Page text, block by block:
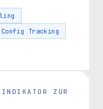
Config Tracking
ZUR